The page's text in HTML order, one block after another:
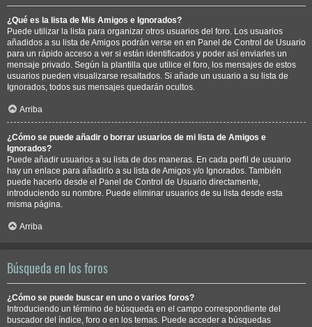
¿Qué es la lista de Mis Amigos e Ignorados?
Puede utilizar la lista para organizar otros usuarios del foro. Los usuarios
añadidos a su lista de Amigos podrán verse en en Panel de Control de Usuario
para un rápido acceso a ver si están identificados y poder así enviarles un
mensaje privado. Según la plantilla que utilice el foro, los mensajes de estos
usuarios pueden visualizarse resaltados. Si añade un usuario a su lista de
Ignorados, todos sus mensajes quedarán ocultos.
Arriba
¿Cómo se puede añadir o borrar usuarios de mi lista de Amigos e
Ignorados?
Puede añadir usuarios a su lista de dos maneras. En cada perfil de usuario
hay un enlace para añadirlo a su lista de Amigos y/o Ignorados. También
puede hacerlo desde el Panel de Control de Usuario directamente,
introduciendo su nombre. Puede eliminar usuarios de su lista desde esta
misma página.
Arriba
Búsqueda en los foros
¿Cómo se puede buscar en uno o varios foros?
Introduciendo un término de búsqueda en el campo correspondiente del
buscador del índice, foro o en los temas. Puede acceder a búsquedas